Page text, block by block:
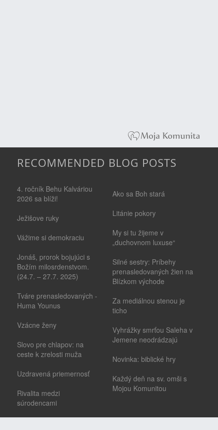
RECOMMENDED BLOG POSTS
4. ročník Behu Kalváriou
2026 sa blíži!
Ježišove ruky
Vážime si demokraciu
Jonáš, prorok bojujúci s
Božím milosrdenstvom.
(24.7. – 27.7. 2025)
Tváre prenasledovaných -
Huma Younus
Vzácne ženy
Slovo pre chlapov: na
ceste k zrelosti muža
Uzdravená priemernosť
Rivalita medzi
súrodencami
Ako sa Boh stará
Litánie pokory
My si tu žijeme v
„duchovnom luxuse“
Silné sestry: Príbehy
prenasledovaných žien na
Blízkom východe
Za mediálnou stenou je
ticho
Vyhrážky smrťou Saleha v
Jemene neodrádzajú
Novinka: biblické hry
Každý deň na sv. omši s
Mojou Komunitou